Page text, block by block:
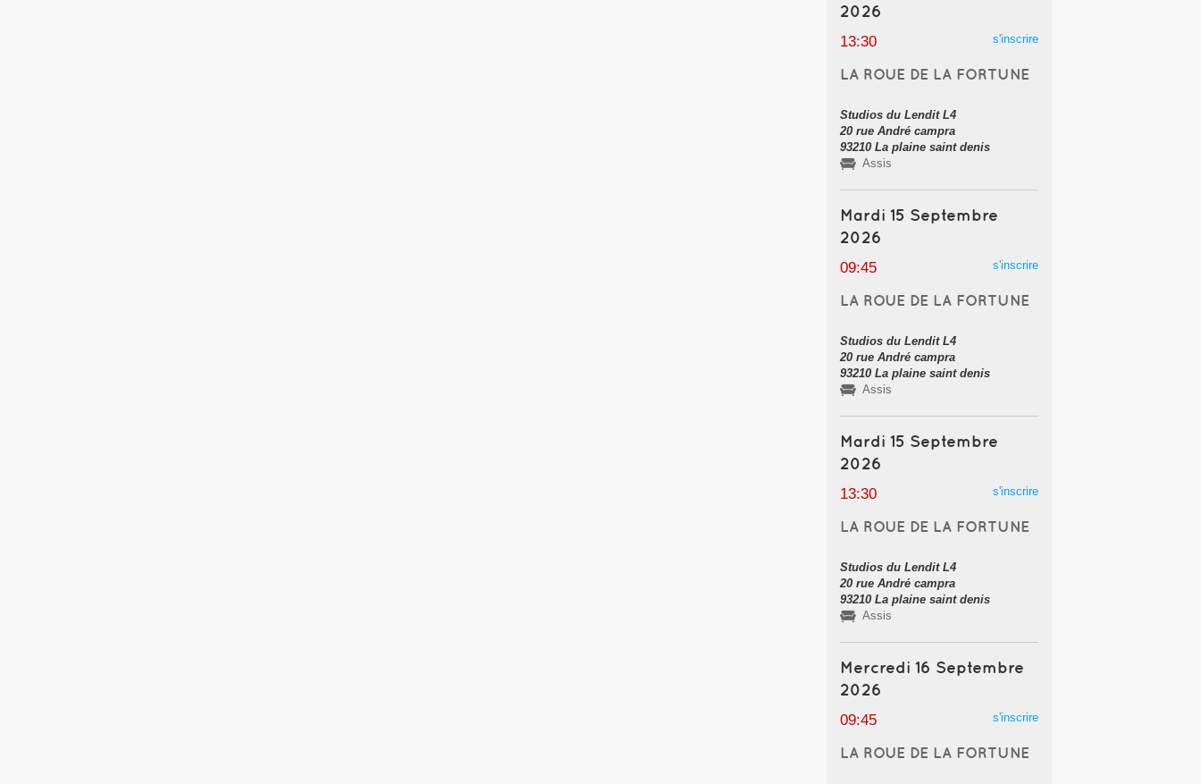
2026
13:30 s'inscrire
LA ROUE DE LA FORTUNE
Studios du Lendit L4
20 rue André campra
93210 La plaine saint denis
Assis
Mardi 15 Septembre
2026
09:45 s'inscrire
LA ROUE DE LA FORTUNE
Studios du Lendit L4
20 rue André campra
93210 La plaine saint denis
Assis
Mardi 15 Septembre
2026
13:30 s'inscrire
LA ROUE DE LA FORTUNE
Studios du Lendit L4
20 rue André campra
93210 La plaine saint denis
Assis
Mercredi 16 Septembre
2026
09:45 s'inscrire
LA ROUE DE LA FORTUNE